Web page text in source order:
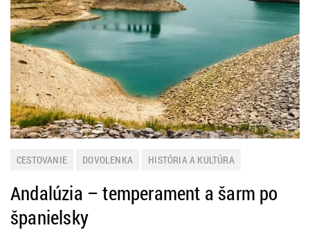
CESTOVANIE DOVOLENKA
HISTÓRIA A KULTÚRA
Andalúzia – temperament a šarm po
španielsky